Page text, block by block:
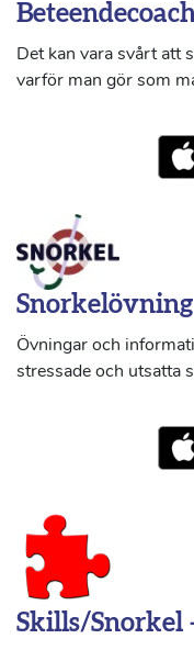
Det kan vara svårt att
varför man gör som
Snorkelövning
Övningar och
stressade och utsatta
Skills/Snorkel